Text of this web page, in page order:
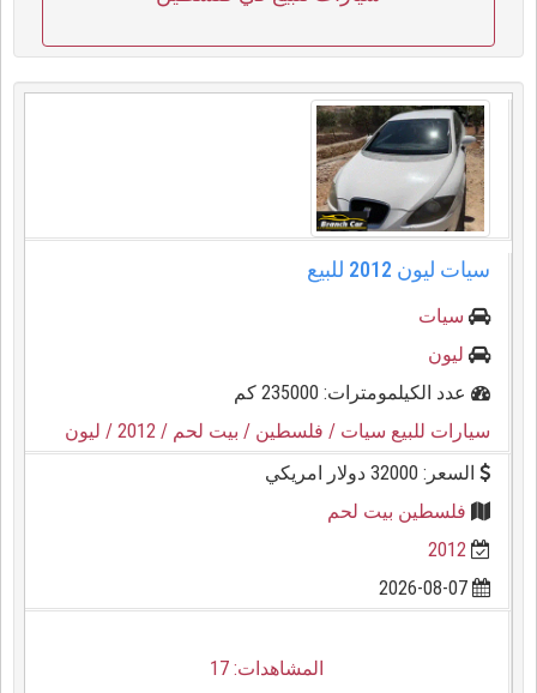
سيات ليون ⁦⁦2012⁩⁩ للبيع
سيات
ليون
عدد الكيلمومترات: 235000 كم
سيارات للبيع سيات / فلسطين / بيت لحم / 2012
/ ليون
السعر: 32000 دولار امريكي
فلسطين بيت لحم
2012
المشاهدات: 17